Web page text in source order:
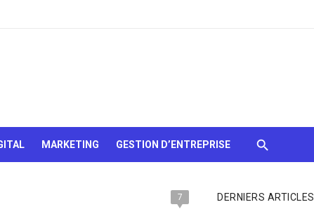
chocolats…
MARKETING GESTION D’ENTREPRISE
7 DERNIERS ARTICLES